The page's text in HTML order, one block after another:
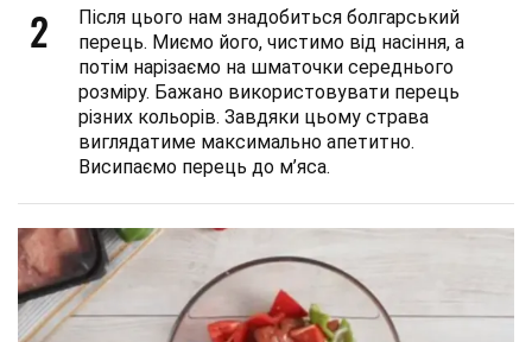
2
Після цього нам знадобиться болгарський
перець. Миємо його, чистимо від насіння, а
потім нарізаємо на шматочки середнього
розміру. Бажано використовувати перець
різних кольорів. Завдяки цьому страва
виглядатиме максимально апетитно.
Висипаємо перець до м’яса.